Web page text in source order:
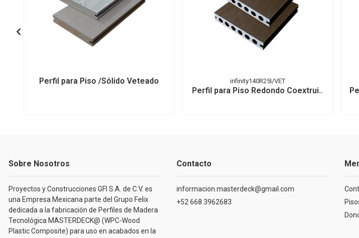
Perfil para Piso /Sólido Veteado infinity140R25I/VET
Perfil para Piso Redondo Coextrui..
Sobre Nosotros
Proyectos y Construcciones GFI S.A. de C.V. es
una Empresa Mexicana parte del Grupo Felix
dedicada a la fabricación de Perfiles de Madera
Tecnológica MASTERDECK@ (WPC-Wood
Plastic Composite) para uso en acabados en la
Contacto
informacion.masterdeck@gmail.com
+52 668 3962683